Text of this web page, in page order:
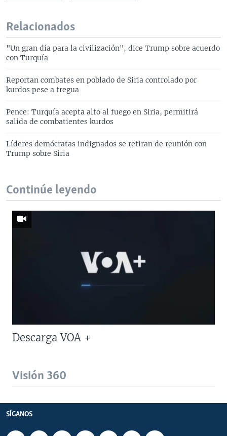
Relacionados
"Un gran día para la civilización", dice Trump sobre acuerdo
con Turquía
Reportan combates en poblado de Siria controlado por
kurdos pese a tregua
Pence: Turquía acepta alto al fuego en Siria, permitirá
salida de combatientes kurdos
Líderes demócratas indignados se retiran de reunión con
Trump sobre Siria
Continúe leyendo
Descarga VOA +
Visión 360
SÍGANOS